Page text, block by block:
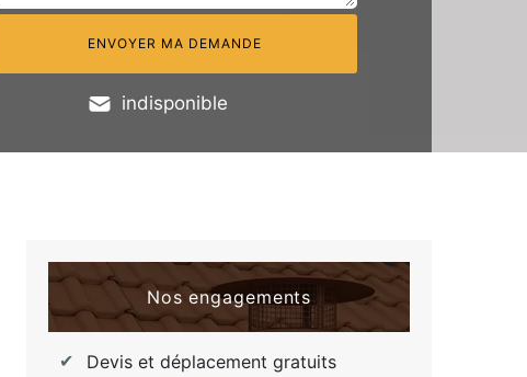
indisponible
Nos engagements
Devis et déplacement gratuits